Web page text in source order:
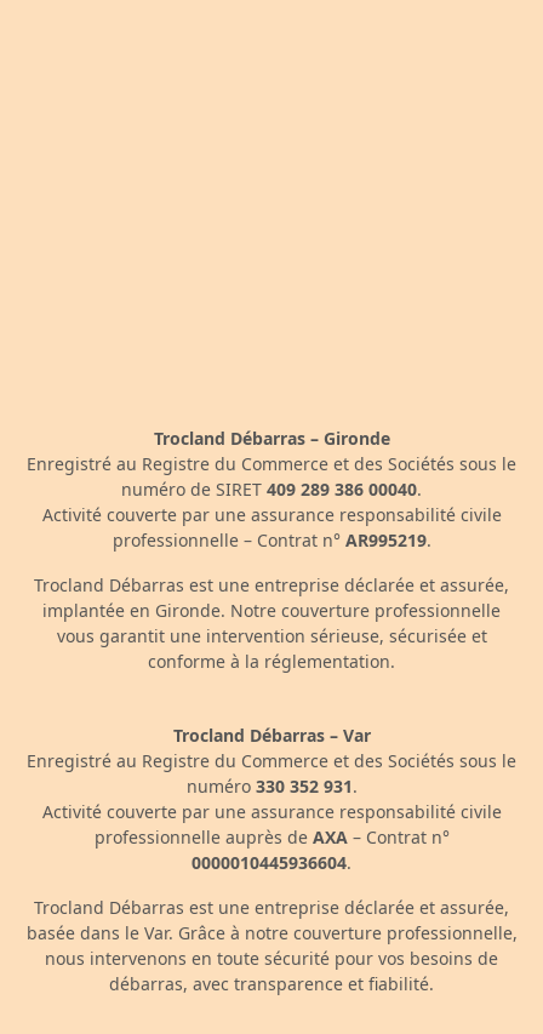
Trocland Débarras – Gironde
Enregistré au Registre du Commerce et des Sociétés sous le
numéro de SIRET 409 289 386 00040.
Activité couverte par une assurance responsabilité civile
professionnelle – Contrat n° AR995219.
Trocland Débarras est une entreprise déclarée et assurée,
implantée en Gironde. Notre couverture professionnelle
vous garantit une intervention sérieuse, sécurisée et
conforme à la réglementation.
Trocland Débarras – Var
Enregistré au Registre du Commerce et des Sociétés sous le
numéro 330 352 931.
Activité couverte par une assurance responsabilité civile
professionnelle auprès de AXA– Contrat n°
0000010445936604.
Trocland Débarras est une entreprise déclarée et assurée,
basée dans le Var. Grâce à notre couverture professionnelle,
nous intervenons en toute sécurité pour vos besoins de
débarras, avec transparence et fiabilité.